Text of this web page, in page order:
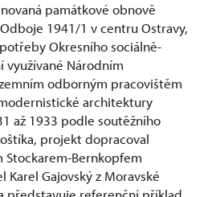
památkové obnově
1941/1 v centru Ostravy,
Okresního sociálně-
využívané Národním
odborným pracovištěm
architektury
až 1933 podle soutěžního
projekt dopracoval
Stockarem-Bernkopfem
Gajovský z Moravské